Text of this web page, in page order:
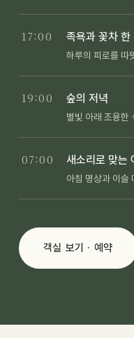
17:00 족욕과 꽃차 한
하루의 피로를 따
19:00 숲의 저녁
별빛 아래 조용한
07:00 새소리로 맞는
아침 명상과 이슬
객실 보기 · 예약